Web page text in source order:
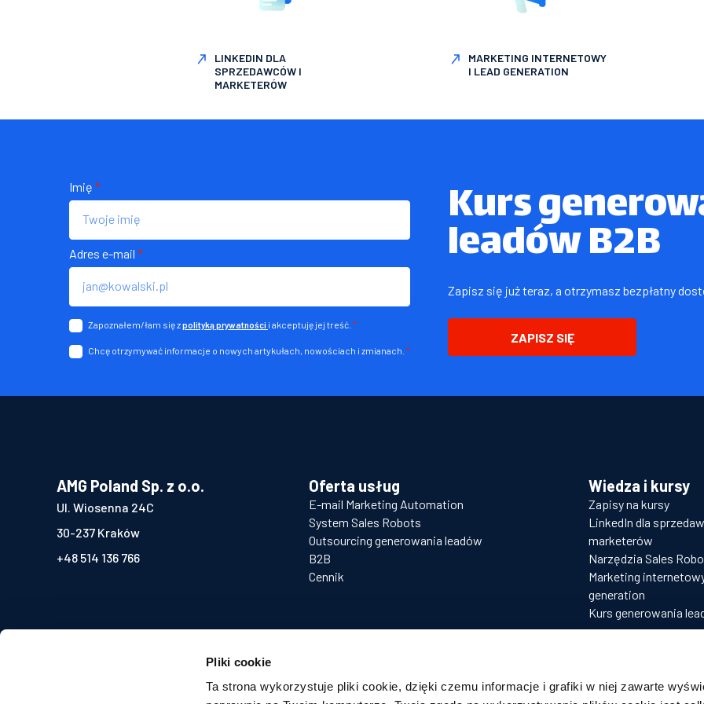
Pliki cookie
Ta strona wykorzystuje pliki cookie, dzięki czemu informacje i grafiki w niej zawarte
LINKEDIN DLA
SPRZEDAWCÓW I
MARKETERÓW
MARKETING INTERNETOWY
I LEAD GENERATION
Kurs
leadów B2B
Zapisz się już teraz, a otrzymasz bezpłatny
ZAPISZ SIĘ
Imię *
Adres e-mail *
Zapoznałem/łam się zpolityką prywatności i akceptuję jej treść. *
Chcę otrzymywać informacje o nowych artykułach, nowościach i zmianach. *
AMG Poland Sp. z o.o.
Ul. Wiosenna 24C
30-237 Kraków
+48 514 136 766
Oferta usług
E-mail Marketing Automation
System Sales Robots
Outsourcing generowania leadów
B2B
Cennik
Wiedza i kursy
Zapisy na kursy
LinkedIn dla
marketerów
Narzędzia Sales
Marketing
generation
Kurs generowania